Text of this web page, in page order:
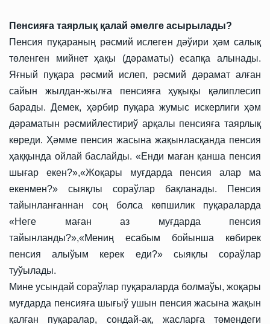
Пенсияға таярлық қалай әмелге асырылады?
Пенсия пуқараның рәсмий ислеген дәўири ҳәм салық
төленген мийнет ҳақы (дәраматы) есапқа алынады.
Яғный пуқара рәсмий ислеп, рәсмий дәрамат алған
сайын жылдан-жылға пенсияға ҳуқықы қәлиплесип
барады. Демек, ҳәрбир пуқара жумыс искерлиги ҳәм
дәраматын рәсмийлестириў арқалы пенсияға таярлық
көреди. Ҳәмме пенсия жасына жақынласқанда пенсия
ҳаққында ойлай баслайды. «Енди маған қанша пенсия
шығар екен?»,«Жоқары муғдарда пенсия алар ма
екенмен?» сыяқлы сораўлар бақланады. Пенсия
тайынланғаннан соң болса көпшилик пуқараларда
«Неге маған аз муғдарда пенсия
тайынланды?»,«Мениң есабым бойынша көбирек
пенсия алыўым керек еди?»сыяқлы сораўлар
туўылады.
Мине усындай сораўлар пуқараларда болмаўы, жоқары
муғдарда пенсияға шығыў ушын пенсия жасына жақын
қалған пуқаралар, сондай-ақ, жасларға төмендеги